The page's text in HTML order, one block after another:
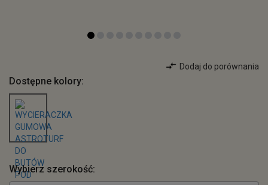
Dodaj do porównania
Dostępne kolory:
Wybierz szerokość: